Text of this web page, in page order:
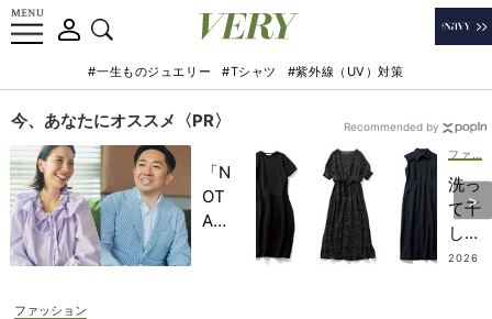
#一生ものジュエリー #Tシャツ #紫外線（UV）対策
今、あなたにオススメ〈PR〉
「N
OT
A
洗っ
て干
し
て、
2026
Recommended by
ファッション